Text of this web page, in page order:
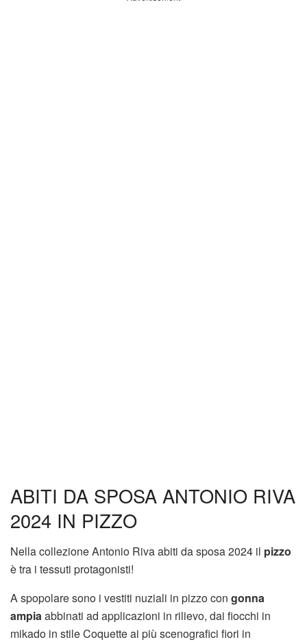
ABITI DA SPOSA ANTONIO RIVA
2024 IN PIZZO
Nella collezione Antonio Riva abiti da sposa 2024 il pizzo
è tra i tessuti protagonisti!
A spopolare sono i vestiti nuziali in pizzo con gonna
ampiaabbinati ad applicazioni in rilievo, dai fiocchi in
mikado in stile Coquette ai più scenografici fiori in